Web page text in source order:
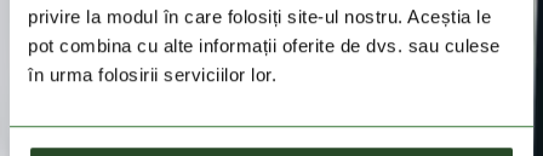
privire la modul în care folosiți site-ul nostru. Aceștia le
pot combina cu alte informații oferite de dvs. sau culese
în urma folosirii serviciilor lor.